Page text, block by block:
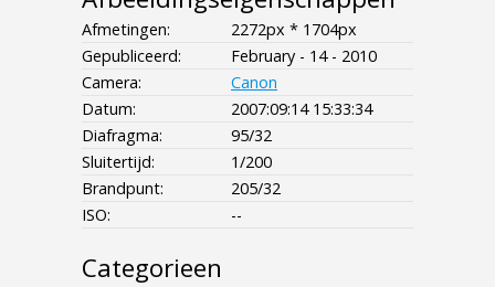
Afmetingen:
2272px * 1704px
Gepubliceerd:
February - 14 - 2010
Camera:
Canon
Datum:
2007:09:14 15:33:34
Diafragma:
95/32
Sluitertijd:
1/200
Brandpunt:
205/32
ISO:
--
Categorieen